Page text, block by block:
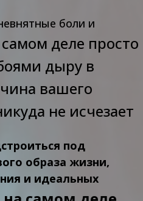
боли и
деле просто
дыру в
вашего
не исчезает
под
образа жизни,
и идеальных